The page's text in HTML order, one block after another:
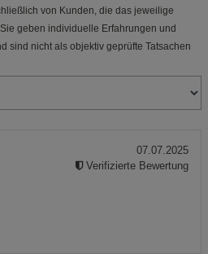
von Kunden, die das jeweilige
geben individuelle Erfahrungen und
sind nicht als objektiv geprüfte Tatsachen
07.07.2025
Verifizierte Bewertung